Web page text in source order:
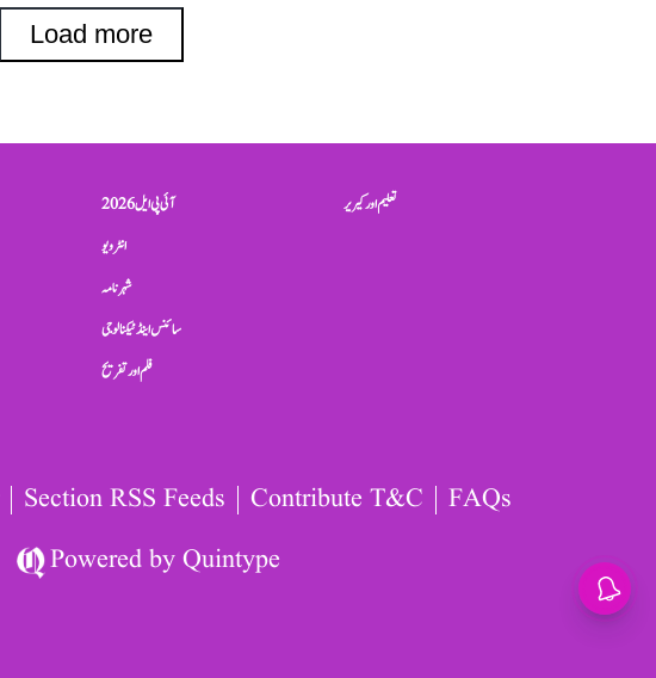
Load more
آئی پی ایل 2026
انٹرویو
شہرنامہ
سائنس اینڈ ٹیکنالوجی
فلم اور تفریح
تعلیم اور کیریر
Section RSS Feeds Contribute T&C
FAQs
Powered byQuintype